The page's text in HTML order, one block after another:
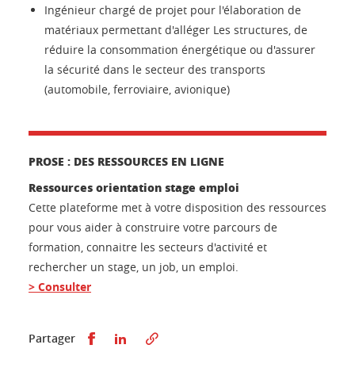
Ingénieur chargé de projet pour l'élaboration de
matériaux permettant d'alléger Les structures, de
réduire la consommation énergétique ou d'assurer
la sécurité dans le secteur des transports
(automobile, ferroviaire, avionique)
PROSE : DES RESSOURCES EN LIGNE
Ressources orientation stage emploi
Cette plateforme met à votre disposition des ressources
pour vous aider à construire votre parcours de
formation, connaitre les secteurs d'activité et
rechercher un stage, un job, un emploi.
> Consulter
Partager Partager sur Facebook
Partager sur LinkedIn